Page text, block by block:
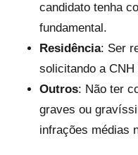
candidato tenha
fundamental.
Residência: Ser
solicitando a CNH
Outros: Não ter
graves ou
infrações médias